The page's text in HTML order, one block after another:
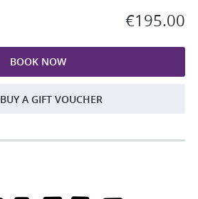
€195.00
BOOK NOW
BUY A GIFT VOUCHER